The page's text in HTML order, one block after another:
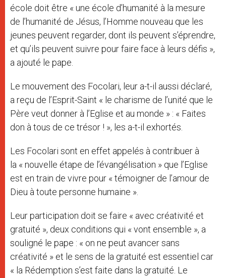
école doit être « une école d’humanité à la mesure
de l’humanité de Jésus, l’Homme nouveau que les
jeunes peuvent regarder, dont ils peuvent s’éprendre,
et qu’ils peuvent suivre pour faire face à leurs défis »,
a ajouté le pape.
Le mouvement des Focolari, leur a-t-il aussi déclaré,
a reçu de l’Esprit-Saint « le charisme de l’unité que le
Père veut donner à l’Eglise et au monde » : « Faites
don à tous de ce trésor ! », les a-t-il exhortés.
Les Focolari sont en effet appelés à contribuer à
la « nouvelle étape de l’évangélisation » que l’Eglise
est en train de vivre pour « témoigner de l’amour de
Dieu à toute personne humaine ».
Leur participation doit se faire « avec créativité et
gratuité », deux conditions qui « vont ensemble », a
souligné le pape : « on ne peut avancer sans
créativité » et le sens de la gratuité est essentiel car
« la Rédemption s’est faite dans la gratuité. Le